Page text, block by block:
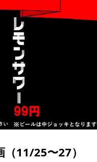
11/25〜27）